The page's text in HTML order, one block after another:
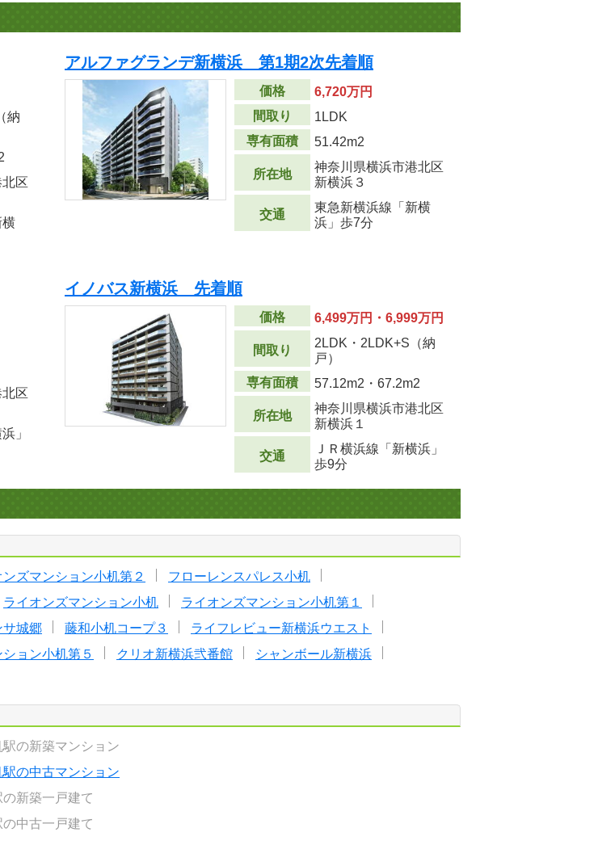
納
区
横
アルファグランデ新横浜 第1期2次先着順
価格
6,720万円
間取り
1LDK
専有面積
51.42m2
所在地
神奈川県横浜市港北区
新横浜３
交通
東急新横浜線「新横
浜」歩7分
区
」
イノバス新横浜 先着順
価格 6,499万円・6,999万円
間取り
2LDK・2LDK+S（納
戸）
専有面積
57.12m2 ・67.2m2
所在地
神奈川県横浜市港北区
新横浜１
交通
ＪＲ横浜線「新横浜」
歩9分
ンズマンション小机第２
フローレンスパレス小机
ライオンズマンション小机
ライオンズマンション小机第１
サ城郷 藤和小机コープ３
ライフレビュー新横浜ウエスト
ョン小机第５ クリオ新横浜弐番館
シャンボール新横浜
駅の新築マンション
駅の中古マンション
新築一戸建て
中古一戸建て